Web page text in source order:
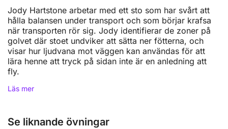
Jody Hartstone arbetar med ett sto som har svårt att
hålla balansen under transport och som börjar krafsa
när transporten rör sig. Jody identifierar de zoner på
golvet där stoet undviker att sätta ner fötterna, och
visar hur ljudvana mot väggen kan användas för att
lära henne att tryck på sidan inte är en anledning att
fly.
Läs mer
Se liknande övningar